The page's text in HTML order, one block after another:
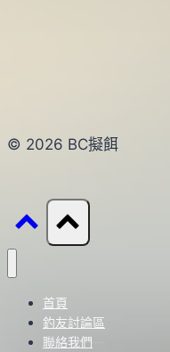
© 2026 BC擬餌
首頁
釣友討論區
聯絡我們